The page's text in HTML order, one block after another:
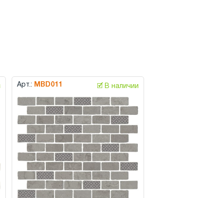
Арт.: MBD011 🗹 В наличии